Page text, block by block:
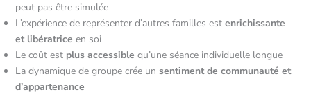
peut pas être simulée
L’expérience de représenter d’autres familles est enrichissante
et libératrice en soi
Le coût est plus accessible qu’une séance individuelle longue
La dynamique de groupe crée un sentiment de communauté et
d’appartenance